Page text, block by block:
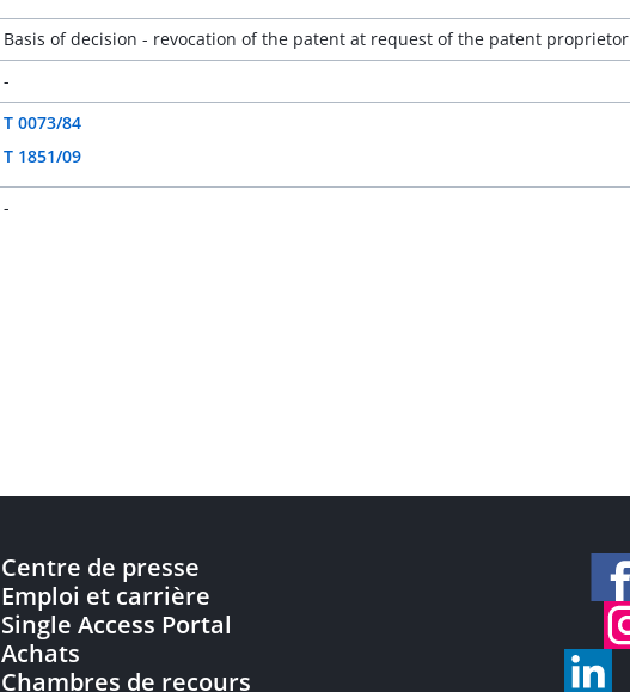
Basis of decision - revocation of the patent at request of the patent proprietor
-
T 0073/84
T 1851/09
-
Centre de presse
Emploi et carrière
Single Access Portal
Achats
Chambres de recours